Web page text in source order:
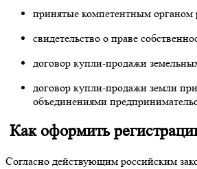
принятые компетентным органом
свидетельство о праве
договор купли-продажи
договор купли-продажи земли
объединениями
Как оформить
Согласно действующим российским